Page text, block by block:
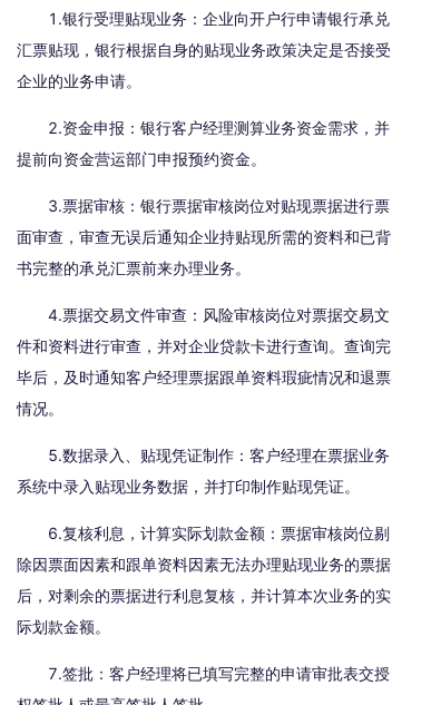
1.银行受理贴现业务：企业向开户行申请银行承兑
汇票贴现，银行根据自身的贴现业务政策决定是否接受
企业的业务申请。
2.资金申报：银行客户经理测算业务资金需求，并
提前向资金营运部门申报预约资金。
3.票据审核：银行票据审核岗位对贴现票据进行票
面审查，审查无误后通知企业持贴现所需的资料和已背
书完整的承兑汇票前来办理业务。
4.票据交易文件审查：风险审核岗位对票据交易文
件和资料进行审查，并对企业贷款卡进行查询。查询完
毕后，及时通知客户经理票据跟单资料瑕疵情况和退票
情况。
5.数据录入、贴现凭证制作：客户经理在票据业务
系统中录入贴现业务数据，并打印制作贴现凭证。
6.复核利息，计算实际划款金额：票据审核岗位剔
除因票面因素和跟单资料因素无法办理贴现业务的票据
后，对剩余的票据进行利息复核，并计算本次业务的实
际划款金额。
7.签批：客户经理将已填写完整的申请审批表交授